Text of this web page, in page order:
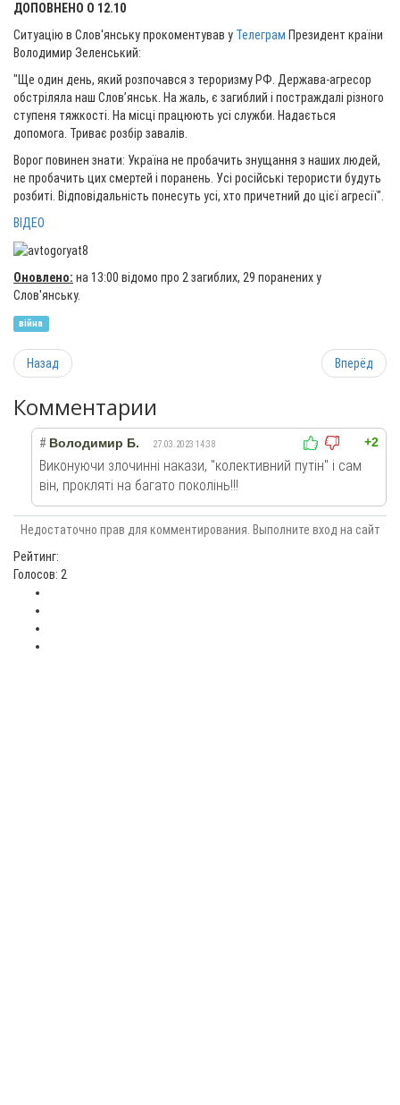
ДОПОВНЕНО О 12.10
Ситуацію в Слов'янську прокоментував у Телеграм Президент країни
Володимир Зеленський:
"Ще один день, який розпочався з тероризму РФ. Держава-агресор
обстріляла наш Слов’янськ. На жаль, є загиблий і постраждалі різного
ступеня тяжкості. На місці працюють усі служби. Надається
допомога. Триває розбір завалів.
Ворог повинен знати: Україна не пробачить знущання з наших людей,
не пробачить цих смертей і поранень. Усі російські терористи будуть
розбиті. Відповідальність понесуть усі, хто причетний до цієї агресії".
ВІДЕО
Оновлено: на 13:00 відомо про 2 загиблих, 29 поранених у
Слов'янську.
війна
Назад Вперёд
Комментарии
+2
# Володимир Б. 27.03.2023 14:38
Виконуючи злочинні накази, "колективний путін" і сам
він, прокляті на багато поколінь!!!
Недостаточно прав для комментирования. Выполните вход на сайт
Рейтинг:
Голосов: 2